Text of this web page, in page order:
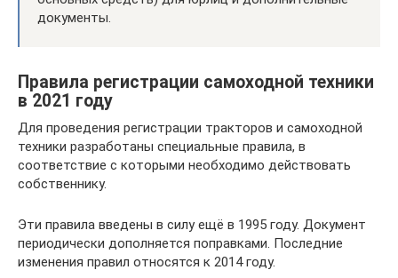
документы.
Правила регистрации самоходной техники
в 2021 году
Для проведения регистрации тракторов и самоходной
техники разработаны специальные правила, в
соответствие с которыми необходимо действовать
собственнику.
Эти правила введены в силу ещё в 1995 году. Документ
периодически дополняется поправками. Последние
изменения правил относятся к 2014 году.